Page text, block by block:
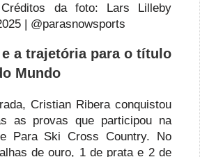
da foto: Lars Lilleby
| @parasnowsports
a trajetória para o título
Mundo
Cristian Ribera conquistou
as provas que participou na
Para Ski Cross Country. No
de ouro, 1 de prata e 2 de